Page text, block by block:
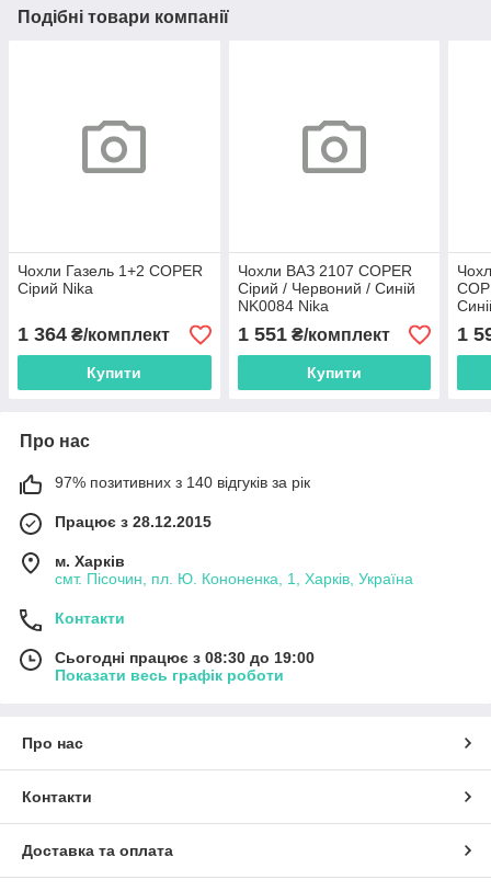
Подібні товари компанії
Чохли Газель 1+2 COPER
Сірий Nika
1 364 ₴/комплект
Купити
Чохли ВАЗ 2107 COPER
Сірий / Червоний / Синій
NK0084 Nika
1 551₴/комплект
Купити
1
Про нас
97% позитивних з 140 відгуків за рік
Працює з 28.12.2015
м. Харків
смт. Пісочин, пл. Ю. Кононенка, 1, Харків, Україна
Контакти
Сьогодні працює з 08:30 до 19:00
Показати весь графік роботи
Про нас
Контакти
Доставка та оплата